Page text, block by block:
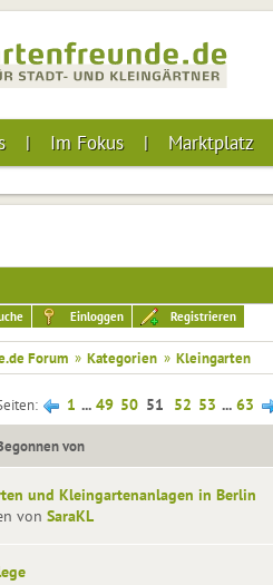
Im Fokus Marktplatz
Einloggen Registrieren
Forum » Kategorien » Kleingarten
1 ... 49 50 51 52 53 ... 63
von
und Kleingartenanlagen in Berlin
von SaraKL